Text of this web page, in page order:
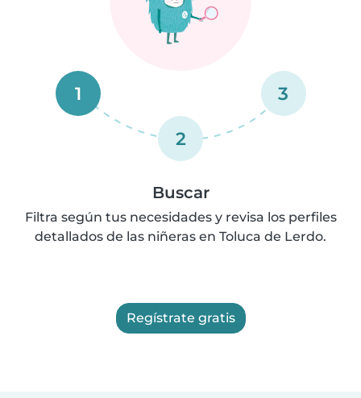
1
2
3
Buscar
Filtra según tus necesidades y revisa los perfiles
detallados de las niñeras en Toluca de Lerdo.
Regístrate gratis